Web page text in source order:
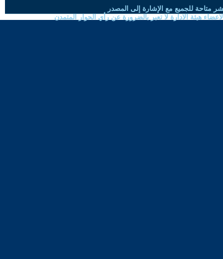
متاحة للجميع مع الإشارة إلى المصدر
هيئة الادارة لا تعبر بالضرورة عن رأي الحوار المتمدن